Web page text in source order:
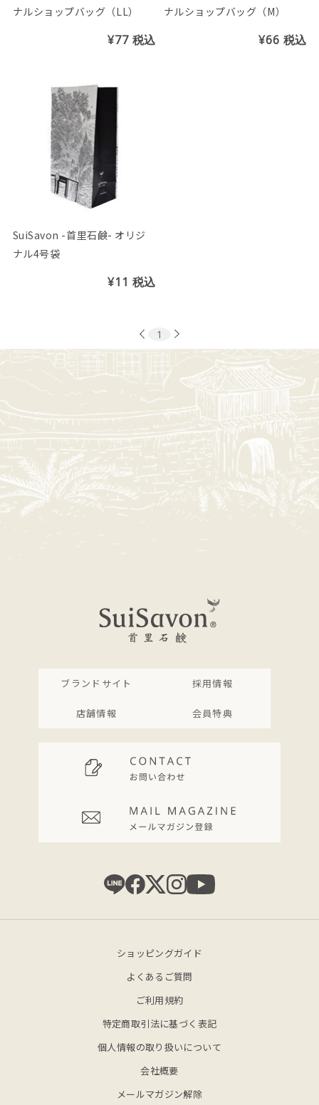
ナルショップバッグ（LL）
¥77 税込
ナルショップバッグ（М）
¥66 税込
SuiSavon -首里石鹸- オリジ
ナル4号袋
¥11 税込
1
ブランドサイト 採用情報
店舗情報 会員特典
ショッピングガイド
よくあるご質問
ご利用規約
特定商取引法に基づく表記
個人情報の取り扱いについて
会社概要
メールマガジン解除